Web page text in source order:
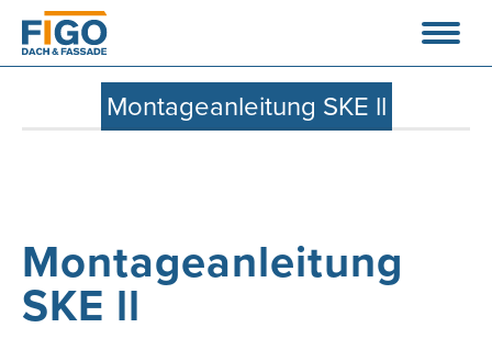
Montageanleitung SKE ll
Montageanleitung
SKE ll